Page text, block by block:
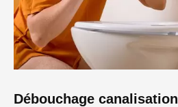
Débouchage canalisation